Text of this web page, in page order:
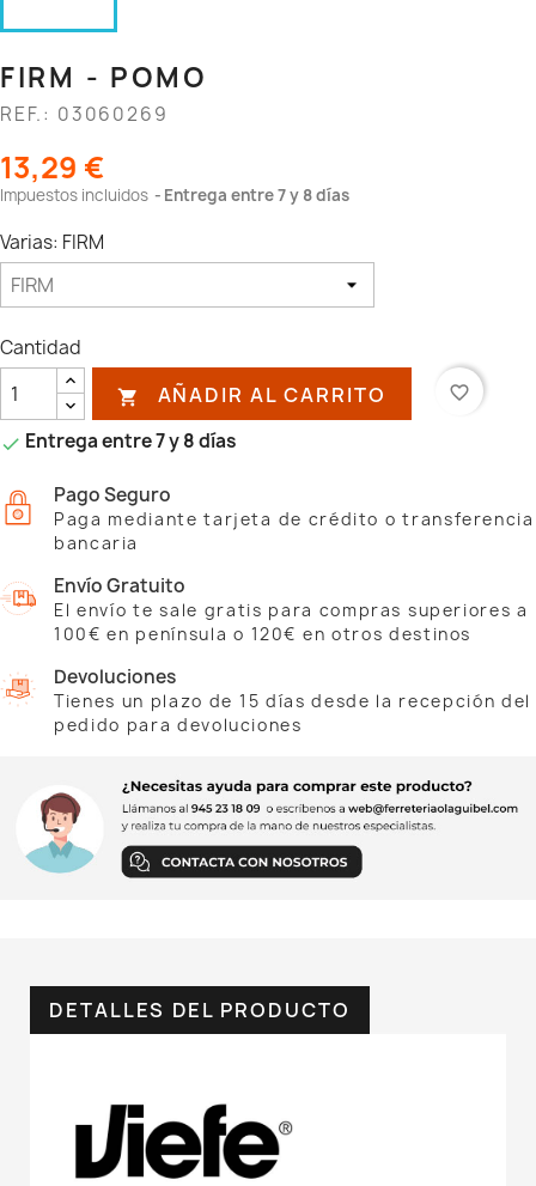
FIRM - POMO
REF.: 03060269
13,29 €
Impuestos incluidos Entrega entre 7 y 8 días
Varias: FIRM
Cantidad
 AÑADIR AL CARRITO favorite_border
 Entrega entre 7 y 8 días
Pago Seguro
Paga mediante tarjeta de crédito o transferencia
bancaria
Envío Gratuito
El envío te sale gratis para compras superiores a
100€ en península o 120€ en otros destinos
Devoluciones
Tienes un plazo de 15 días desde la recepción del
pedido para devoluciones
DETALLES DEL PRODUCTO